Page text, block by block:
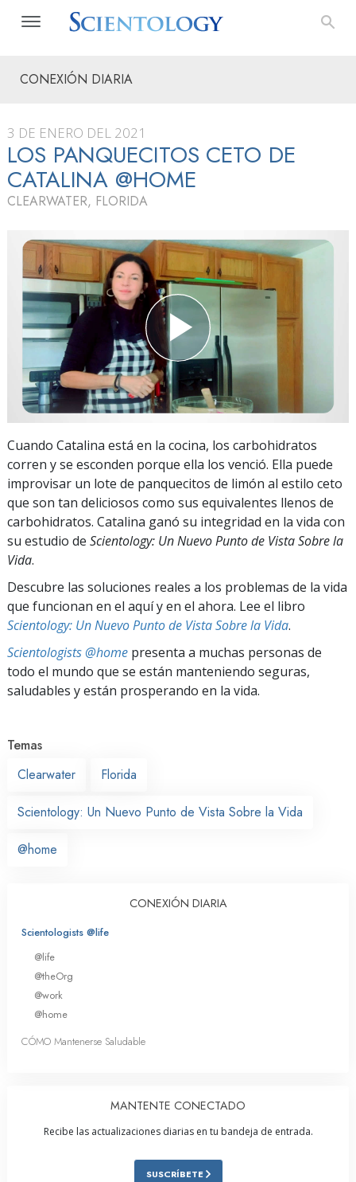
CONEXIÓN DIARIA
3 DE ENERO DEL 2021
LOS PANQUECITOS CETO DE
CATALINA @HOME
CLEARWATER, FLORIDA
Cuando Catalina está en la cocina, los carbohidratos
corren y se esconden porque ella los venció. Ella puede
improvisar un lote de panquecitos de limón al estilo ceto
que son tan deliciosos como sus equivalentes llenos de
carbohidratos. Catalina ganó su integridad en la vida con
su estudio de Scientology: Un Nuevo Punto de Vista Sobre la
Vida.
Descubre las soluciones reales a los problemas de la vida
que funcionan en el aquí y en el ahora. Lee el libro
Scientology: Un Nuevo Punto de Vista Sobre la Vida.
Scientologists @home presenta a muchas personas de
todo el mundo que se están manteniendo seguras,
saludables y están prosperando en la vida.
Temas
Clearwater
Florida
Scientology: Un Nuevo Punto de Vista Sobre la Vida
@home
CONEXIÓN DIARIA
Scientologists @life
@life
@theOrg
@work
@home
CÓMO Mantenerse Saludable
MANTENTE CONECTADO
Recibe las actualizaciones diarias en tu bandeja de entrada.
SUSCRÍBETE